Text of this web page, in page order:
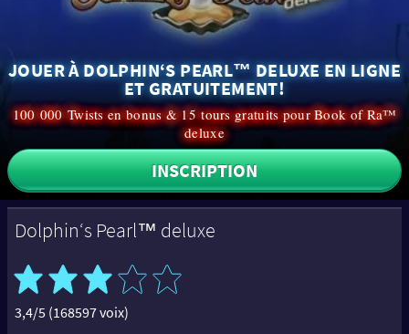
JOUER À DOLPHIN‘S PEARL™ DELUXE EN LIGNE
ET GRATUITEMENT!
100 000 Twists en bonus & 15 tours gratuits pour Book of Ra™
deluxe
INSCRIPTION
Dolphin‘s Pearl™ deluxe
3,4/5 (168597 voix)